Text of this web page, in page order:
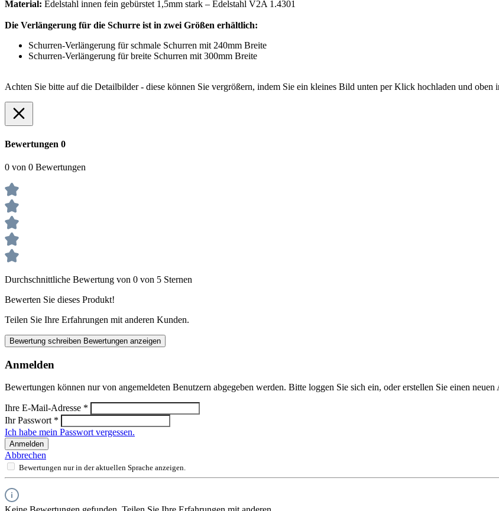
Material: Edelstahl innen fein gebürstet 1,5mm stark – Edelstahl V2A 1.4301
Die Verlängerung für die Schurre ist in zwei Größen erhältlich:
Schurren-Verlängerung für schmale Schurren mit 240mm Breite
Schurren-Verlängerung für breite Schurren mit 300mm Breite
Achten Sie bitte auf die Detailbilder - diese können Sie vergrößern, indem Sie ein kleines Bild unten per Klick hochladen und oben
Bewertungen 0
0 von 0 Bewertungen
Durchschnittliche Bewertung von 0 von 5 Sternen
Bewerten Sie dieses Produkt!
Teilen Sie Ihre Erfahrungen mit anderen Kunden.
Bewertung schreiben Bewertungen anzeigen
Anmelden
Bewertungen können nur von angemeldeten Benutzern abgegeben werden. Bitte loggen Sie sich ein, oder erstellen Sie einen neuen
Ihre E-Mail-Adresse *
Ihr Passwort *
Ich habe mein Passwort vergessen.
Anmelden
Abbrechen
Bewertungen nur in der aktuellen Sprache anzeigen.